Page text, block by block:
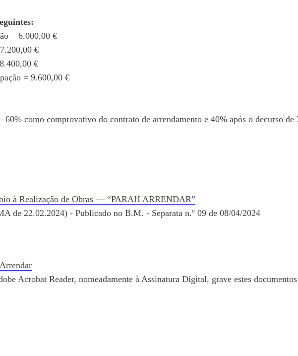
= 6.000,00 €
€
€
= 9.600,00 €
60% como comprovativo do contrato de arrendamento e 40% após o decurso de
à Realização de Obras — “PARAH ARRENDAR”
de 22.02.2024) - Publicado no B.M. - Separata n.º 09 de 08/04/2024
Acrobat Reader, nomeadamente à Assinatura Digital, grave estes